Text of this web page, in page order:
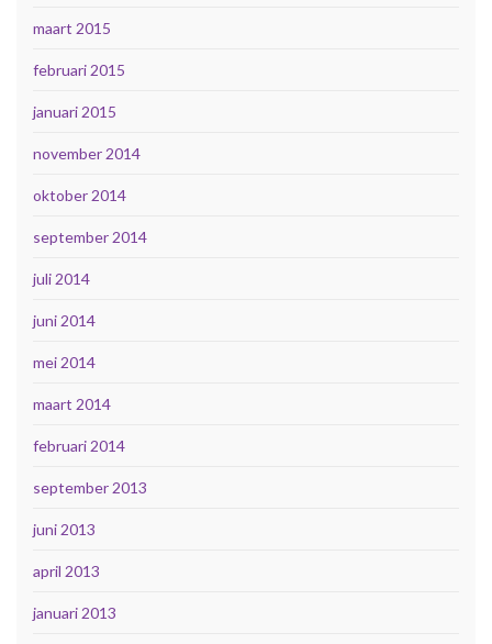
maart 2015
februari 2015
januari 2015
november 2014
oktober 2014
september 2014
juli 2014
juni 2014
mei 2014
maart 2014
februari 2014
september 2013
juni 2013
april 2013
januari 2013